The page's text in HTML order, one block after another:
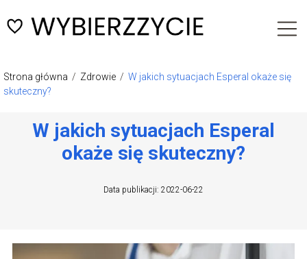
Strona główna / Zdrowie / W jakich sytuacjach Esperal okaże się
skuteczny?
W jakich sytuacjach Esperal
okaże się skuteczny?
Data publikacji: 2022-06-22